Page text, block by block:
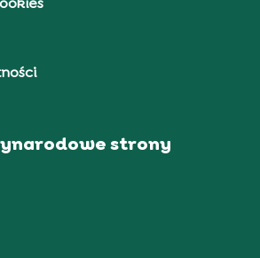
strony